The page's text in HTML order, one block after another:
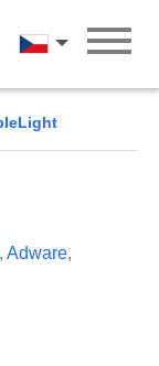
Čeština
, Adware,